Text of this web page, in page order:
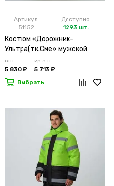
Артикул:
51152
Доступно:
1293 шт.
Костюм «Дорожник-
Ультра(тк.Сме» мужской
утепленный лимонный
опт
5 830 ₽
кр.опт
5 713 ₽
Выбрать